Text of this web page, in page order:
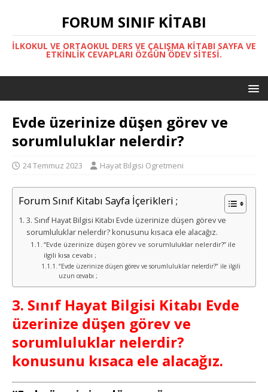
FORUM SINIF KITABI
İLKOKUL VE ORTAOKUL DERS VE ÇALIŞMA KITABI SAYFA VE
ETKINLIK CEVAPLARI ÖZGÜN ÖDEV SITESI.
Evde üzerinize düşen görev ve
sorumluluklar nelerdir?
24 Temmuz 2023 Hayat Bilgisi Ogretmeni
Forum Sınıf Kitabı Sayfa İçerikleri ;
3. Sınıf Hayat Bilgisi Kitabı Evde üzerinize düşen görev ve
sorumluluklar nelerdir? konusunu kısaca ele alacağız.
“Evde üzerinize düşen görev ve sorumluluklar nelerdir?” ile
ilgili kısa cevabı ;
“Evde üzerinize düşen görev ve sorumluluklar nelerdir?” ile ilgili
uzun cevabı ;
3. Sınıf Hayat Bilgisi Kitabı Evde
üzerinize düşen görev ve
sorumluluklar nelerdir?
konusunu kısaca ele alacağız.